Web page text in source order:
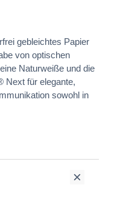
gebleichtes Papier
von optischen
Naturweiße und die
Next für elegante,
sowohl in